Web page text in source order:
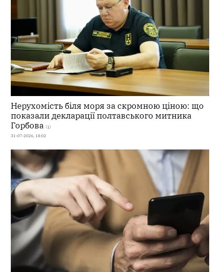
Нерухомість біля моря за скромною ціною: що
показали декларації полтавського митника
Горбова (1)
31-07-2026, 18:02